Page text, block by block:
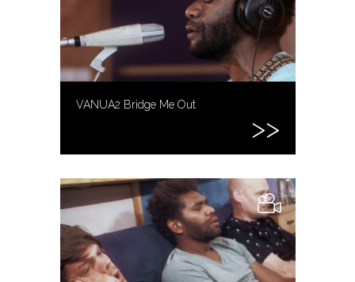
VANUA2 Bridge Me Out